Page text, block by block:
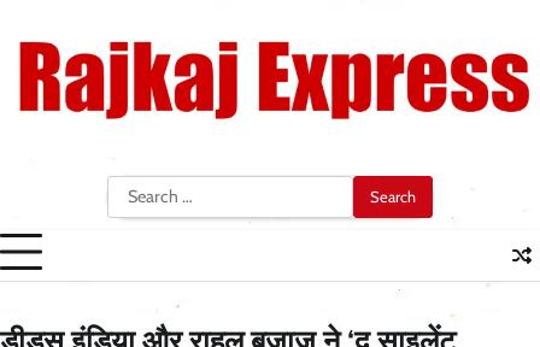
content
Search
for: